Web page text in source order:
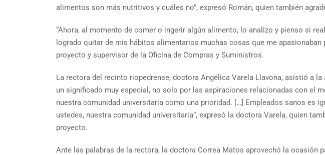
alimentos son más nutritivos y cuáles no”, expresó Román, quien también
“Ahora, al momento de comer o ingerir algún alimento, lo analizo y pienso si
logrado quitar de mis hábitos alimentarios muchas cosas que me
proyecto y supervisor de la Oficina de Compras y Suministros.
La rectora del recinto riopedrense, doctora Angélica Varela Llavona, asistió a
un significado muy especial, no solo por las aspiraciones relacionadas con el
nuestra comunidad universitaria como una prioridad. […] Empleados sanos es
ustedes, nuestra comunidad universitaria”, expresó la doctora Varela, quien
proyecto.
Ante las palabras de la rectora, la doctora Correa Matos aprovechó la ocasión